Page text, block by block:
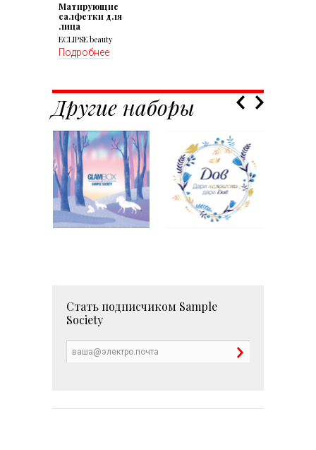
Матирующие
салфетки для
лица
ECLIPSE beauty
Подробнее
Другие наборы
Стать подписчиком Sample
Society